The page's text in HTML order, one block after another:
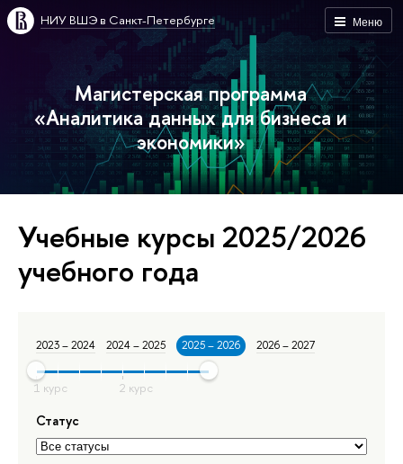
Меню
НИУ ВШЭ в Санкт-Петербурге
Магистерская программа
«Аналитика данных для бизнеса и
экономики»
Учебные курсы 2025/2026
учебного года
2023 – 2024 2024 – 2025 2025 – 2026 2026 – 2027
Статус